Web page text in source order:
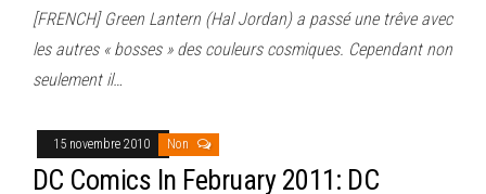
[FRENCH] Green Lantern (Hal Jordan) a passé une trêve avec
les autres « bosses » des couleurs cosmiques. Cependant non
seulement il…
15 novembre 2010 Non
DC Comics In February 2011: DC